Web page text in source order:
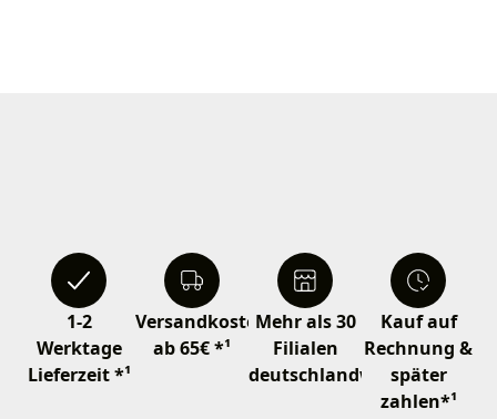
1-2
Werktage
Lieferzeit *¹
Versandkostenfrei
ab 65€ *¹
Mehr als 30
Filialen
deutschlandweit
Kauf auf
Rechnung &
später
zahlen*¹